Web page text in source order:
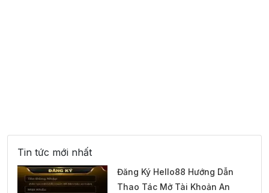
Tin tức mới nhất
Đăng Ký Hello88 Hướng Dẫn
Thao Tác Mở Tài Khoản An